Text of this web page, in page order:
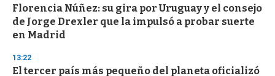
Florencia Núñez: su gira por Uruguay y el consejo
de Jorge Drexler que la impulsó a probar suerte
en Madrid
13:22
El tercer país más pequeño del planeta oficializó